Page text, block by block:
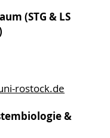
(STG & LS
rostock.de
&